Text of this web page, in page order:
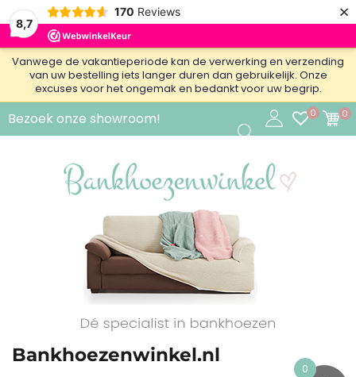
8,7
170 Reviews ×
Vanwege de vakantieperiode kan de verwerking en verzending
van uw bestelling iets langer duren dan gebruikelijk. Onze
excuses voor het ongemak en bedankt voor uw begrip.
Bezoek onze showroom! 0 0
Bankhoezenwinkel.nl
0